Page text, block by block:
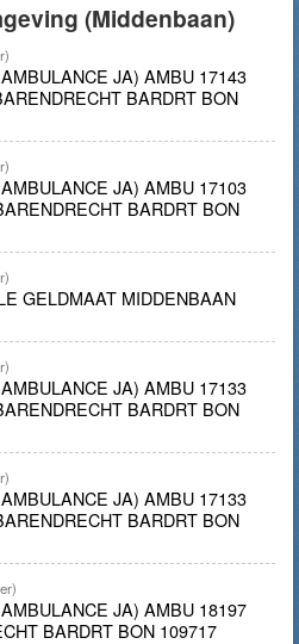
(Middenbaan)
JA) AMBU 17143
BARDRT BON
JA) AMBU 17103
BARDRT BON
GELDMAAT MIDDENBAAN
JA) AMBU 17133
BARDRT BON
JA) AMBU 17133
BARDRT BON
JA) AMBU 18197
BARDRT BON 109717